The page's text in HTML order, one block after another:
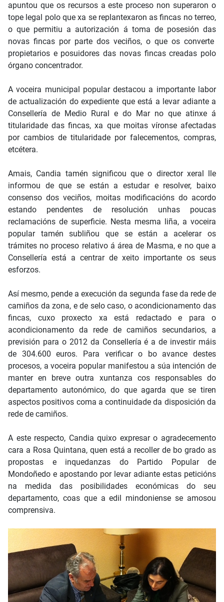
apuntou que os recursos a este proceso non superaron o
tope legal polo que xa se replantexaron as fincas no terreo,
o que permitiu a autorización á toma de posesión das
novas fincas por parte dos veciños, o que os converte
propietarios e posuidores das novas fincas creadas polo
órgano concentrador.
A voceira municipal popular destacou a importante labor
de actualización do expediente que está a levar adiante a
Consellería de Medio Rural e do Mar no que atinxe á
titularidade das fincas, xa que moitas víronse afectadas
por cambios de titularidade por falecementos, compras,
etcétera.
Amais, Candia tamén significou que o director xeral lle
informou de que se están a estudar e resolver, baixo
consenso dos veciños, moitas modificacións do acordo
estando pendentes de resolución unhas poucas
reclamacións de superficie. Nesta mesma liña, a voceira
popular tamén subliñou que se están a acelerar os
trámites no proceso relativo á área de Masma, e no que a
Consellería está a centrar de xeito importante os seus
esforzos.
Así mesmo, pende a execución da segunda fase da rede de
camiños da zona, e de selo caso, o acondicionamento das
fincas, cuxo proxecto xa está redactado e para o
acondicionamento da rede de camiños secundarios, a
previsión para o 2012 da Consellería é a de investir máis
de 304.600 euros. Para verificar o bo avance destes
procesos, a voceira popular manifestou a súa intención de
manter en breve outra xuntanza cos responsables do
departamento autonómico, do que agarda que se tiren
aspectos positivos coma a continuidade da disposición da
rede de camiños.
A este respecto, Candia quixo expresar o agradecemento
cara a Rosa Quintana, quen está a recoller de bo grado as
propostas e inquedanzas do Partido Popular de
Mondoñedo e apostando por levar adiante estas peticións
na medida das posibilidades económicas do seu
departamento, coas que a edil mindoniense se amosou
comprensiva.